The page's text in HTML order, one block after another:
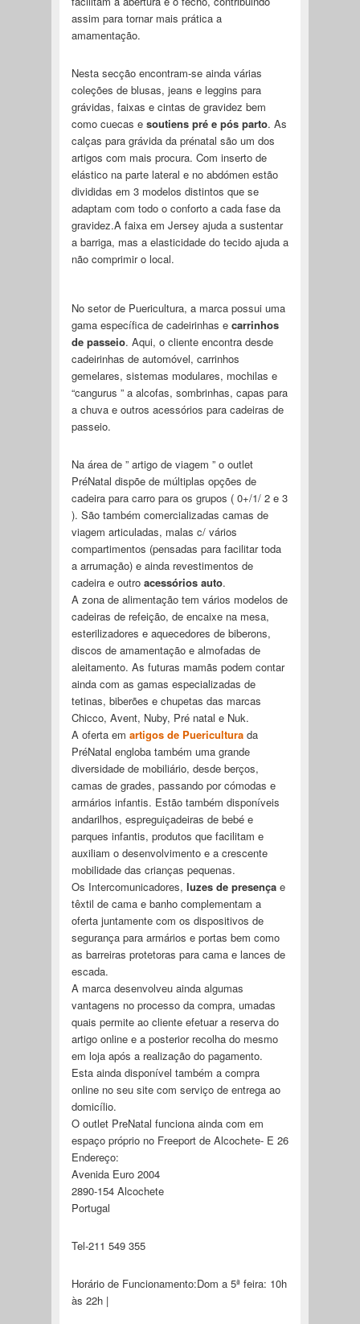
assim para tornar mais prática a
amamentação.
Nesta secção encontram-se ainda várias
coleções de blusas, jeans e leggins para
grávidas, faixas e cintas de gravidez bem
como cuecas e soutiens pré e pós parto. As
calças para grávida da prénatal são um dos
artigos com mais procura. Com inserto de
elástico na parte lateral e no abdómen estão
divididas em 3 modelos distintos que se
adaptam com todo o conforto a cada fase da
gravidez.A faixa em Jersey ajuda a sustentar
a barriga, mas a elasticidade do tecido ajuda a
não comprimir o local.
No setor de Puericultura, a marca possui uma
gama específica de cadeirinhas e carrinhos
de passeio. Aqui, o cliente encontra desde
cadeirinhas de automóvel, carrinhos
gemelares, sistemas modulares, mochilas e
“cangurus ” a alcofas, sombrinhas, capas para
a chuva e outros acessórios para cadeiras de
passeio.
Na área de ” artigo de viagem ” o outlet
PréNatal dispõe de múltiplas opções de
cadeira para carro para os grupos ( 0+/1/ 2 e 3
). São também comercializadas camas de
viagem articuladas, malas c/ vários
compartimentos (pensadas para facilitar toda
a arrumação) e ainda revestimentos de
cadeira e outro acessórios auto.
A zona de alimentação tem vários modelos de
cadeiras de refeição, de encaixe na mesa,
esterilizadores e aquecedores de biberons,
discos de amamentação e almofadas de
aleitamento. As futuras mamãs podem contar
ainda com as gamas especializadas de
tetinas, biberões e chupetas das marcas
Chicco, Avent, Nuby, Pré natal e Nuk.
A oferta em artigos de Puericultura da
PréNatal engloba também uma grande
diversidade de mobiliário, desde berços,
camas de grades, passando por cómodas e
armários infantis. Estão também disponíveis
andarilhos, espreguiçadeiras de bebé e
parques infantis, produtos que facilitam e
auxiliam o desenvolvimento e a crescente
mobilidade das crianças pequenas.
Os Intercomunicadores, luzes de presençae
têxtil de cama e banho complementam a
oferta juntamente com os dispositivos de
segurança para armários e portas bem como
as barreiras protetoras para cama e lances de
escada.
A marca desenvolveu ainda algumas
vantagens no processo da compra, umadas
quais permite ao cliente efetuar a reserva do
artigo online e a posterior recolha do mesmo
em loja após a realização do pagamento.
Esta ainda disponível também a compra
online no seu site com serviço de entrega ao
domicílio.
O outlet PreNatal funciona ainda com em
espaço próprio no Freeport de Alcochete- E 26
Endereço:
Avenida Euro 2004
2890-154 Alcochete
Portugal
Tel-211 549 355
Horário de Funcionamento:Dom a 5ª feira: 10h
às 22h |